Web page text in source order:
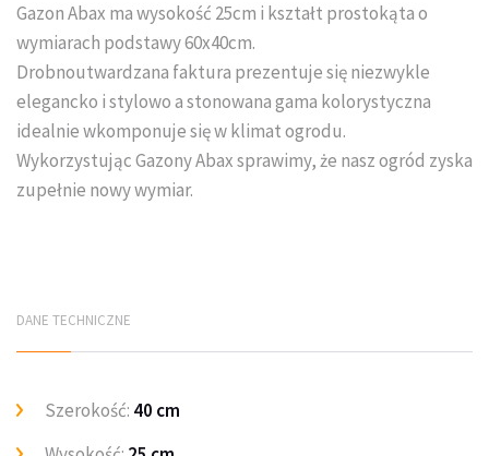
Gazon Abax ma wysokość 25cm i kształt prostokąta o
wymiarach podstawy 60x40cm.
Drobnoutwardzana faktura prezentuje się niezwykle
elegancko i stylowo a stonowana gama kolorystyczna
idealnie wkomponuje się w klimat ogrodu.
Wykorzystując Gazony Abax sprawimy, że nasz ogród zyska
zupełnie nowy wymiar.
DANE TECHNICZNE
Szerokość: 40 cm